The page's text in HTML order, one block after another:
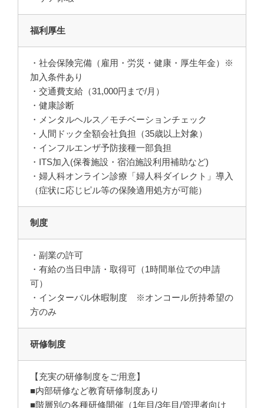
福利厚生
・社会保険完備（雇用・労災・健康・厚生年金）※
加入条件あり
・交通費支給（31,000円まで/月）
・健康診断
・メンタルヘルス／モチベーションチェック
・人間ドック全額会社負担（35歳以上対象）
・インフルエンザ予防接種一部負担
・ITS加入(保養施設・宿泊施設利用補助など)
・婦人科オンライン診療「婦人科ダイレクト」導入
（症状に応じピル等の保険適用処方が可能）
制度
・副業の許可
・有給の当日申請・取得可（1時間単位での申請
可）
・インターバル休暇制度 ※オンコール所持希望の
方のみ
研修制度
【充実の研修制度をご用意】
■内部研修など教育研修制度あり
■階層別の各種研修開催（1年目/3年目/管理者向け